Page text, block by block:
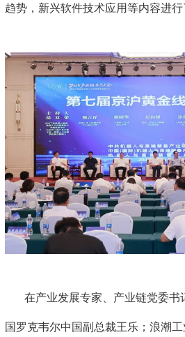
趋势，新兴软件技术应用等内容进行
在产业发展专家、产业链党委书
国罗克韦尔中国副总裁王乐；浪潮